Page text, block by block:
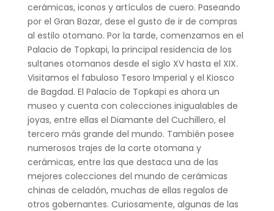
cerámicas, iconos y artículos de cuero. Paseando
por el Gran Bazar, dese el gusto de ir de compras
al estilo otomano. Por la tarde, comenzamos en el
Palacio de Topkapi, la principal residencia de los
sultanes otomanos desde el siglo XV hasta el XIX.
Visitamos el fabuloso Tesoro Imperial y el Kiosco
de Bagdad. El Palacio de Topkapi es ahora un
museo y cuenta con colecciones inigualables de
joyas, entre ellas el Diamante del Cuchillero, el
tercero más grande del mundo. También posee
numerosos trajes de la corte otomana y
cerámicas, entre las que destaca una de las
mejores colecciones del mundo de cerámicas
chinas de celadón, muchas de ellas regalos de
otros gobernantes. Curiosamente, algunas de las